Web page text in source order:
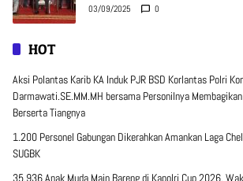
03/09/2025 0
HOT
Aksi Polantas Karib KA Induk PJR BSD Korlantas Polri
Darmawati.SE.MM.MH bersama Personilnya
Berserta Tiangnya
1.200 Personel Gabungan Dikerahkan Amankan Laga
SUGBK
35.936 Anak Muda Main Bareng di Kapolri Cup 2026,